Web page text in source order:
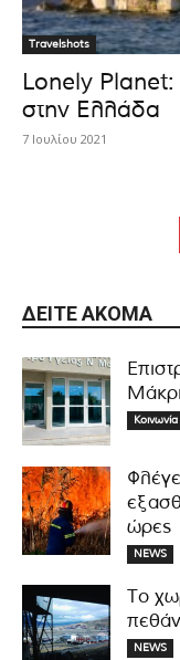
Travelshots
Lonely Planet:
στην Ελλάδα
7 Ιουλίου 2021
ΔΕΊΤΕ ΑΚΌΜΑ
Κοινωνία
ώρες
NEWS
Το
NEWS